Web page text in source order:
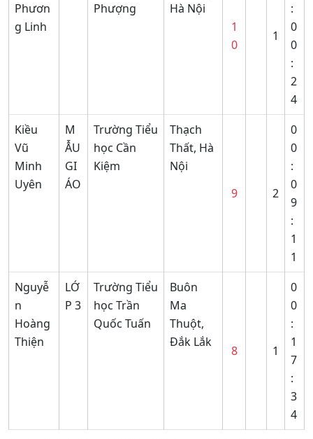
Phươn
g Linh
Phượng
Hà Nội
1
0
1
:
0
0
:
2
4
Kiều
Vũ
Minh
Uyên
M
ẪU
GI
ÁO
Trường Tiểu
học Cần
Kiệm
Thạch
Thất, Hà
Nội
9
2
0
0
:
0
9
:
1
1
Nguyễ
n
Hoàng
Thiện
LỚ
P 3
Trường Tiểu
học Trần
Quốc Tuấn
Buôn
Ma
Thuột,
Đắk Lắk
8 1
0
0
:
1
7
:
3
4